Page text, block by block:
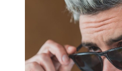
Značka:
Použitie: